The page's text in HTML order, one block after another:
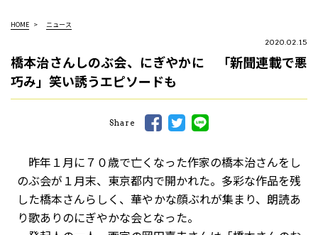
HOME ニュース
2020.02.15
橋本治さんしのぶ会、にぎやかに 「新聞連載で悪
巧み」笑い誘うエピソードも
Share
昨年１月に７０歳で亡くなった作家の橋本治さんをし
のぶ会が１月末、東京都内で開かれた。多彩な作品を残
した橋本さんらしく、華やかな顔ぶれが集まり、朗読あ
り歌ありのにぎやかな会となった。